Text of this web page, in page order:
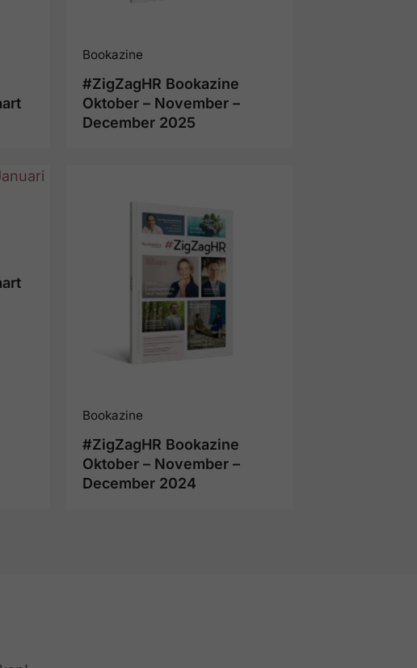
Bookazine
#ZigZagHR Bookazine
Oktober – November –
December 2025
Bookazine
#ZigZagHR Bookazine
Oktober – November –
December 2024